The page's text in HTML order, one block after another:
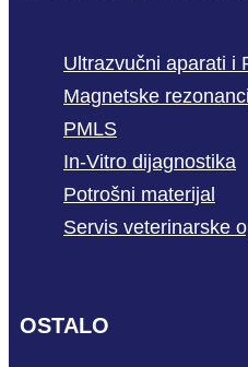
Ultrazvučni aparati i
Magnetske
PMLS
In-Vitro dijagnostika
Potrošni materijal
Servis veterinarske
OSTALO